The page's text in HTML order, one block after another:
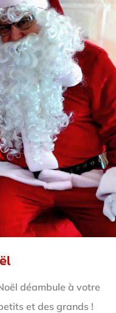
déambule à votre
et des grands !